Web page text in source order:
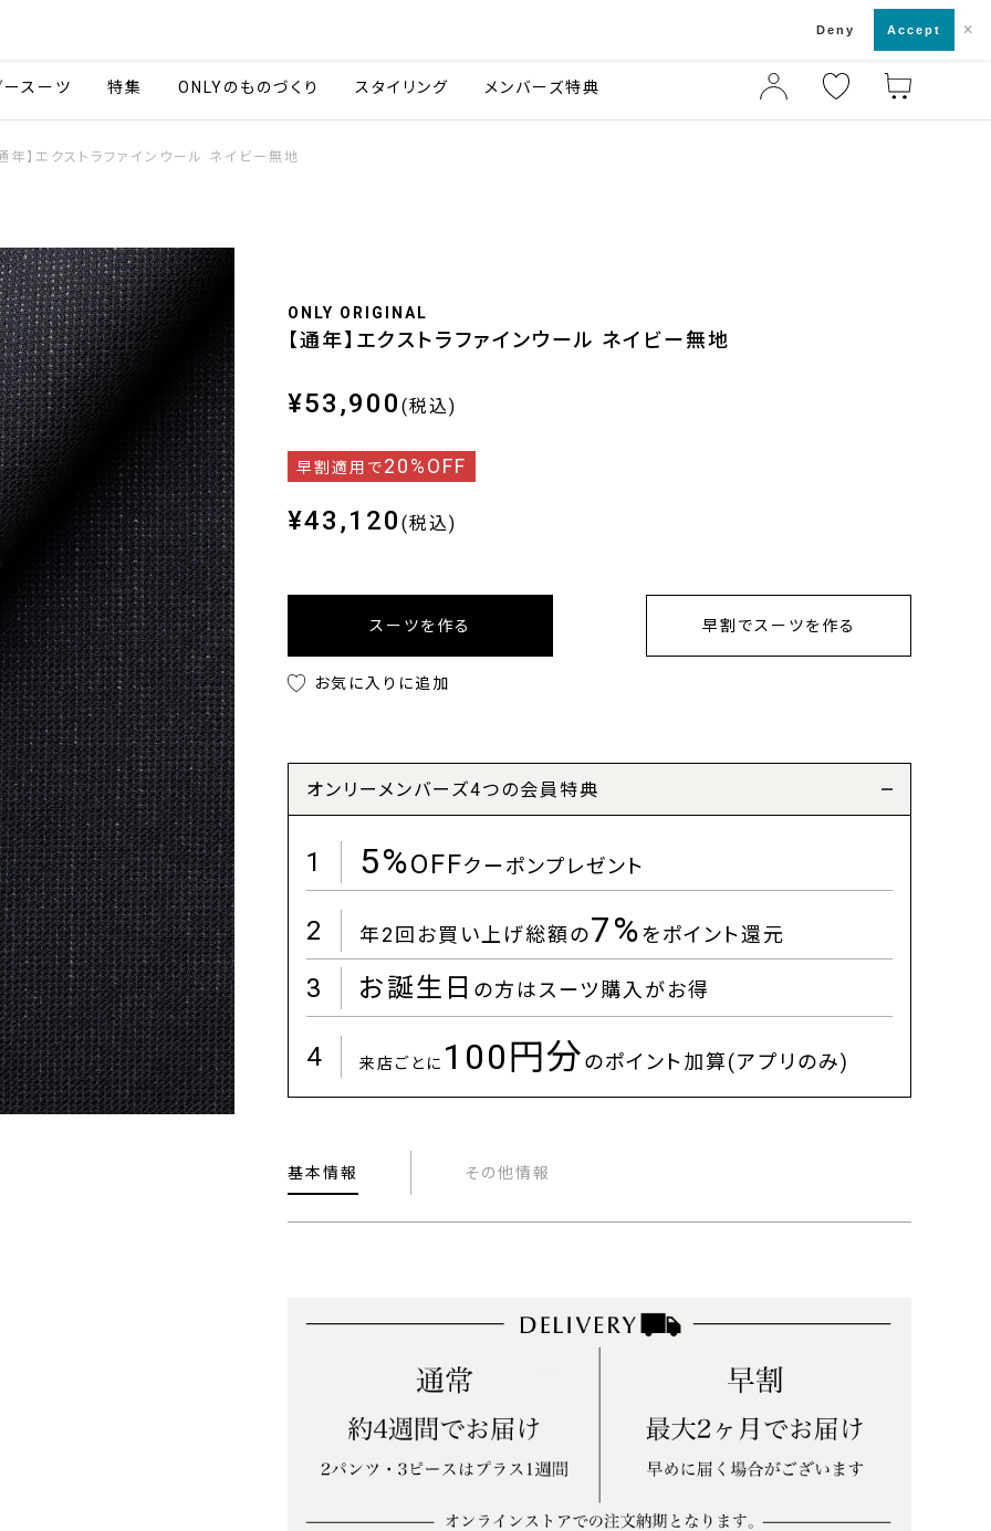
ースーツ 特集 ONLYのものづくり スタイリング メンバーズ特典
通年】エクストラファインウール ネイビー無地
ONLY ORIGINAL
【通年】エクストラファインウール ネイビー無地
¥53,900 (税込)
早割適用で20%OFF
¥43,120 (税込)
スーツを作る 早割でスーツを作る
お気に入りに追加
オンリーメンバーズ4つの会員特典
1 5%OFFクーポンプレゼント
2 年2回お買い上げ総額の7%をポイント還元
3 お誕生日 の方はスーツ購入がお得
4 来店ごとに 100円分のポイント加算(アプリのみ)
基本情報 その他情報
Deny Accept ×